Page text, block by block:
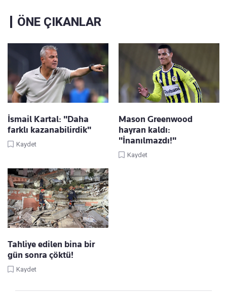
ÖNE ÇIKANLAR
İsmail Kartal: "Daha
farklı kazanabilirdik"
Kaydet
Mason Greenwood
hayran kaldı:
"İnanılmazdı!"
Kaydet
Tahliye edilen bina bir
gün sonra çöktü!
Kaydet